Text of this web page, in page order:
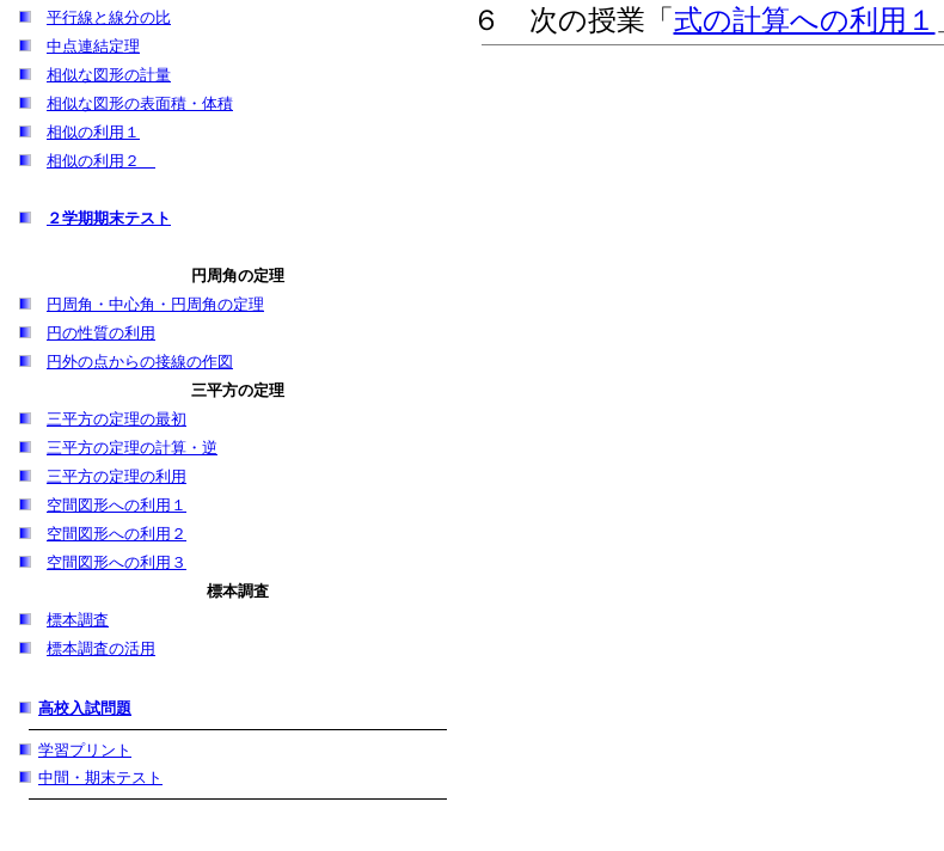
平行線と線分の比
中点連結定理
相似な図形の計量
相似な図形の表面積・体積
相似の利用１
相似の利用２
２学期期末テスト
円周角の定理
円周角・中心角・円周角の定理
円の性質の利用
円外の点からの接線の作図
三平方の定理
三平方の定理の最初
三平方の定理の計算・逆
三平方の定理の利用
空間図形への利用１
空間図形への利用２
空間図形への利用３
標本調査
標本調査
標本調査の活用
高校入試問題
学習プリント
中間・期末テスト
６ 次の授業「 式の計算への利用１